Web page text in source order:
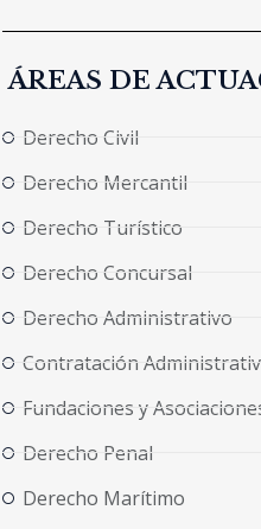
ÁREAS DE
Derecho Civil
Derecho Mercantil
Derecho Turístico
Derecho Concursal
Derecho Administrativo
Contratación
Fundaciones y
Derecho Penal
Derecho Marítimo